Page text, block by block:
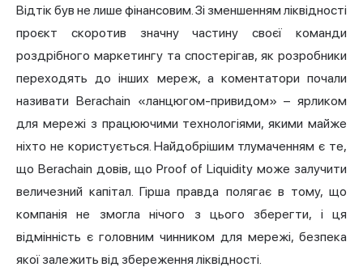
Відтік був не лише фінансовим. Зі зменшенням ліквідності
проєкт скоротив значну частину своєї команди
роздрібного маркетингу та спостерігав, як розробники
переходять до інших мереж, а коментатори почали
називати Berachain «ланцюгом-привидом» – ярликом
для мережі з працюючими технологіями, якими майже
ніхто не користується. Найдобрішим тлумаченням є те,
що Berachain довів, що Proof of Liquidity може залучити
величезний капітал. Гірша правда полягає в тому, що
компанія не змогла нічого з цього зберегти, і ця
відмінність є головним чинником для мережі, безпека
якої залежить від збереження ліквідності.